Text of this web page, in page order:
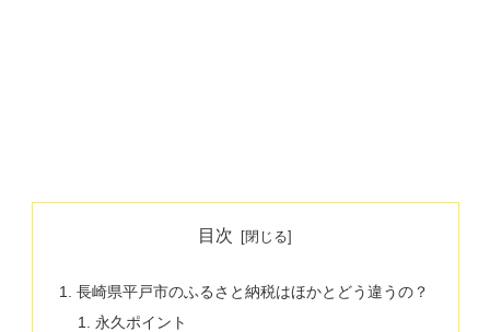
目次
長崎県平戸市のふるさと納税はほかとどう違うの？
永久ポイント